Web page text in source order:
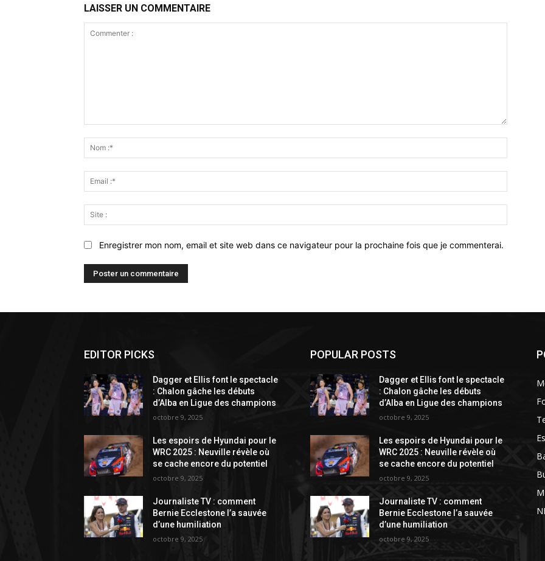
LAISSER UN COMMENTAIRE
:*
:*
:
Enregistrer mon nom, email et site web dans ce navigateur pour la prochaine fois que je commenterai.
EDITOR PICKS
Dagger et Ellis font le spectacle
: Chalon gâche les débuts
d’Alba en Ligue des champions
octobre 9, 2025
Les espoirs de Hyundai pour le
WRC 2025 : Neuville révèle où
se cache encore du potentiel
octobre 9, 2025
Journaliste TV : comment
Bernie Ecclestone l’a sauvée
d’une humiliation
octobre 9, 2025
POPULAR POSTS
Dagger et Ellis font le spectacle
: Chalon gâche les débuts
d’Alba en Ligue des champions
octobre 9, 2025
Les espoirs de Hyundai pour le
WRC 2025 : Neuville révèle où
se cache encore du potentiel
octobre 9, 2025
Journaliste TV : comment
Bernie Ecclestone l’a sauvée
d’une humiliation
octobre 9, 2025